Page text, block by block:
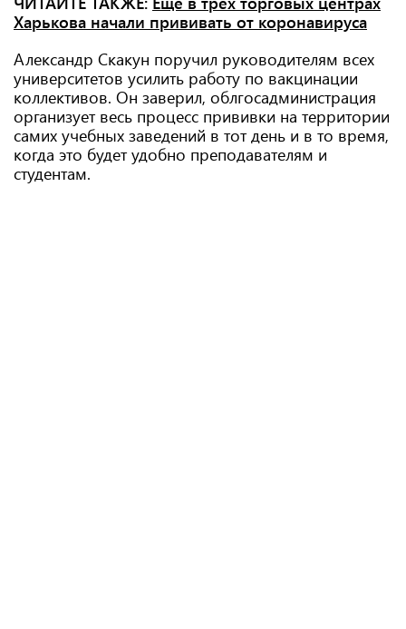
Харькова начали прививать от коронавируса
Александр Скакун поручил руководителям всех
университетов усилить работу по вакцинации
коллективов. Он заверил, облгосадминистрация
организует весь процесс прививки на территории
самих учебных заведений в тот день и в то время,
когда это будет удобно преподавателям и
студентам.